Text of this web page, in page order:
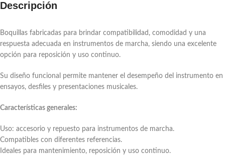
Descripción
Boquillas fabricadas para brindar compatibilidad, comodidad y una
respuesta adecuada en instrumentos de marcha, siendo una excelente
opción para reposición y uso continuo.
Su diseño funcional permite mantener el desempeño del instrumento en
ensayos, desfiles y presentaciones musicales.
Características generales:
Uso: accesorio y repuesto para instrumentos de marcha.
Compatibles con diferentes referencias.
Ideales para mantenimiento, reposición y uso continuo.